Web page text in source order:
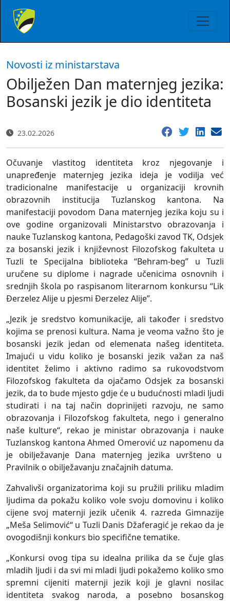
Novosti iz ministarstava
Obilježen Dan maternjeg jezika:
Bosanski jezik je dio identiteta
23.02.2026
Očuvanje vlastitog identiteta kroz njegovanje i
unapređenje maternjeg jezika ideja je vodilja već
tradicionalne manifestacije u organizaciji krovnih
obrazovnih institucija Tuzlanskog kantona. Na
manifestaciji povodom Dana maternjeg jezika koju su i
ove godine organizovali Ministarstvo obrazovanja i
nauke Tuzlanskog kantona, Pedagoški zavod TK, Odsjek
za bosanski jezik i književnost Filozofskog fakulteta u
Tuzli te Specijalna biblioteka “Behram-beg” u Tuzli
uručene su diplome i nagrade učenicima osnovnih i
srednjih škola po raspisanom literarnom konkursu “Lik
Đerzelez Alije u pjesmi Đerzelez Alije”.
„Jezik je sredstvo komunikacije, ali također i sredstvo
kojima se prenosi kultura. Nama je veoma važno što je
bosanski jezik jedan od elemenata našeg identiteta.
Imajući u vidu koliko je bosanski jezik važan za naš
identitet želimo i aktivno radimo sa rukovodstvom
Filozofskog fakulteta da ojačamo Odsjek za bosanski
jezik, da to bude mjesto gdje će u budućnosti mladi ljudi
studirati i na taj način doprinijeti razvoju, ne samo
obrazovanja i Filozofskog fakulteta, nego i generalno
naše kulture“, rekao je ministar obrazovanja i nauke
Tuzlanskog kantona Ahmed Omerović uz napomenu da
je obilježavanje Dana maternjeg jezika uvršteno u
Pravilnik o obilježavanju značajnih datuma.
Zahvalivši organizatorima koji su pružili priliku mladim
ljudima da pokažu koliko vole svoju domovinu i koliko
cijene svoj maternji jezik učenik 4. razreda Gimnazije
„Meša Selimović“ u Tuzli Danis Džaferagić je rekao da je
ovogodišnji konkurs bio specifične tematike.
„Konkursi ovog tipa su idealna prilika da se čuje glas
mladih ljudi i da svi mi mladi ljudi pokažemo koliko smo
spremni cijeniti maternji jezik koji je glavni nosilac
identiteta svakog naroda, a posebno bosanskog